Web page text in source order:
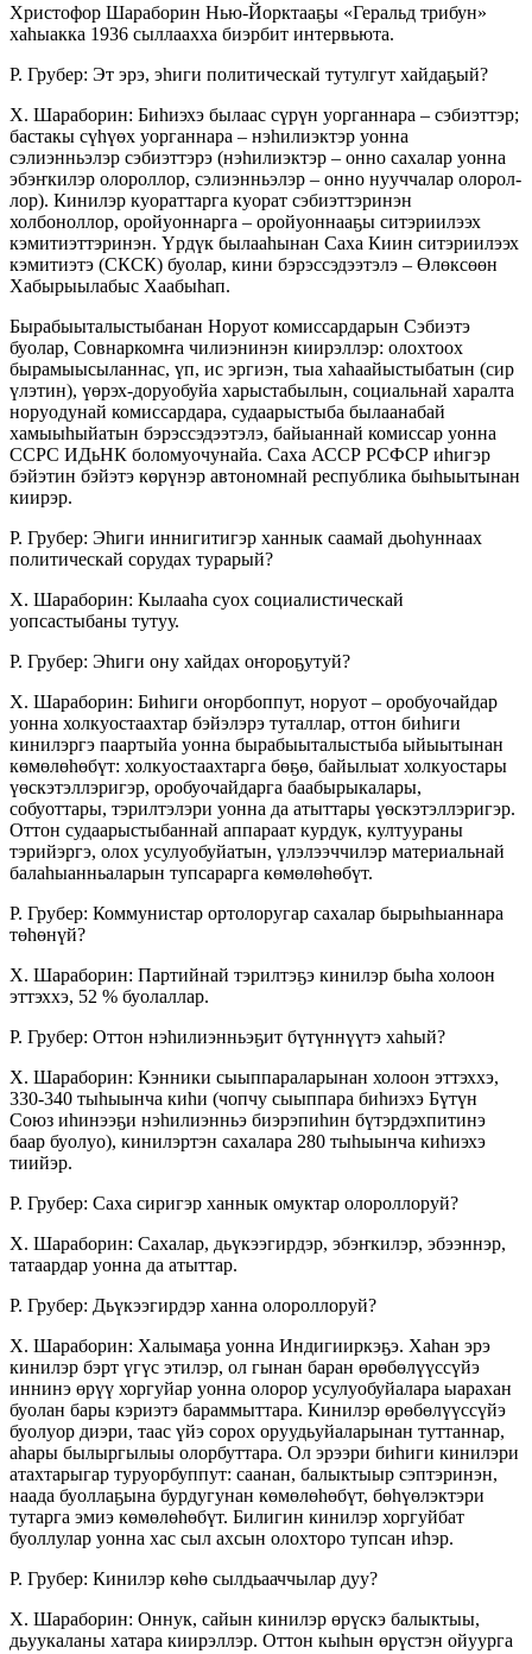
Христофор Шараборин Нью-Йорктааҕы «Геральд трибун»
хаһыакка 1936 сыллаахха биэрбит интервьюта.
Р. Грубер: Эт эрэ, эһиги политическай тутулгут хайдаҕый?
Х. Шараборин: Биһиэхэ былаас сүрүн уор­ганнара – сэбиэттэр;
бастакы сүһүөх уорганнара – нэһилиэктэр уонна
сэлиэнньэлэр сэбиэттэрэ (нэһилиэктэр – онно сахалар уонна
эбэҥкилэр оло­роллор, сэлиэнньэлэр – онно нууччалар оло­рол­
лор). Кинилэр куораттарга куорат сэбиэттэринэн
холбоноллор, оройуоннарга – оройуоннааҕы си­тэриилээх
кэмитиэттэринэн. Үрдүк былааһынан Саха Киин ситэриилээх
кэмитиэтэ (СКСК) буолар, кини бэрэссэдээтэлэ – Өлөксөөн
Хабырыылабыс Хаабыһап.
Бырабыыталыстыбанан Норуот комиссардарын Сэбиэтэ
буолар, Совнаркомҥа чилиэнинэн кии­рэллэр: олохтоох
бырамыысыланнас, үп, ис эр­гиэн, тыа хаһаайыстыбатын (сир
үлэтин), үөрэх-доруобуйа харыстабылын, социальнай ха­рал­та
норуодунай комиссардара, судаарыстыба былаанабай
хамыыһыйатын бэрэссэдээтэлэ, ба­­­йыаннай комиссар уонна
ССРС ИДьНК бо­ломуочунайа. Саха АССР РСФСР иһигэр
бэйэ­тин бэйэтэ көрүнэр автономнай республика быһыы­тынан
киирэр.
Р. Грубер: Эһиги иннигитигэр ханнык саамай дьоһуннаах
политическай сорудах турарый?
Х. Шараборин: Кылааһа суох социалистическай
уопсастыбаны тутуу.
Р. Грубер: Эһиги ону хайдах оҥороҕутуй?
Х. Шараборин: Биһиги оҥорбоппут, норуот – оробуочайдар
уонна холкуостаахтар бэйэлэрэ ту­таллар, оттон биһиги
кинилэргэ паартыйа уонна бырабыыталыстыба ыйыытынан
көмөлөһөбүт: холкуостаахтарга бөҕө, байылыат холкуостары
үөскэтэллэригэр, оробуочайдарга баабырыка­лары,
собуоттары, тэрилтэлэри уонна да атыттары үөскэтэллэригэр.
Оттон судаарыстыбаннай ап­па­раат курдук, култуураны
тэрийэргэ, олох усу­луобуйатын, үлэлээччилэр материальнай
бала­һыанньаларын тупсарарга көмөлөһөбүт.
Р. Грубер: Коммунистар ортолоругар сахалар бырыһыаннара
төһөнүй?
Х. Шараборин: Партийнай тэрилтэҕэ кинилэр быһа холоон
эттэххэ, 52 % буолаллар.
Р. Грубер: Оттон нэһилиэнньэҕит бүтүннүүтэ хаһый?
Х. Шараборин: Кэнники сыыппараларынан холоон эттэххэ,
330-340 тыһыынча киһи (чопчу сыыппара биһиэхэ Бүтүн
Союз иһинээҕи нэ­һи­лиэнньэ биэрэпиһин бүтэрдэхпитинэ
баар буо­луо), кинилэртэн сахалара 280 тыһыынча киһиэхэ
тиийэр.
Р. Грубер: Саха сиригэр ханнык омуктар олороллоруй?
Х. Шараборин: Сахалар, дьүкээгирдэр, эбэҥ­килэр, эбээннэр,
татаардар уонна да атыттар.
Р. Грубер: Дьүкээгирдэр ханна олороллоруй?
Х. Шараборин: Халымаҕа уонна Индигииркэҕэ. Хаһан эрэ
кинилэр бэрт үгүс этилэр, ол гынан баран өрөбөлүүссүйэ
иннинэ өрүү хоргуйар уонна олорор усулуобуйалара ыарахан
буолан бары кэриэтэ бараммыттара. Кинилэр өрөбөлүүссүйэ
буолуор диэри, таас үйэ сорох оруудьуйаларынан туттаннар,
аһары былыргылыы олорбуттара. Ол эрээри биһиги кинилэри
атахтарыгар туруорбуппут: саанан, балыктыыр сэптэринэн,
наада буоллаҕына бурдугунан көмөлөһөбүт, бөһүөлэктэри
тутарга эмиэ көмөлөһөбүт. Билигин кинилэр хоргуйбат
буоллулар уонна хас сыл ахсын олохторо тупсан иһэр.
Р. Грубер: Кинилэр көһө сылдьааччылар дуу?
Х. Шараборин: Оннук, сайын кинилэр өрүскэ балыктыы,
дьуукаланы хатара киирэллэр. Оттон кыһын өрүстэн ойуурга